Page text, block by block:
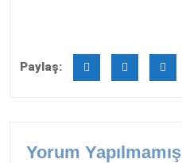
Paylaş:
Yorum Yapılmamış